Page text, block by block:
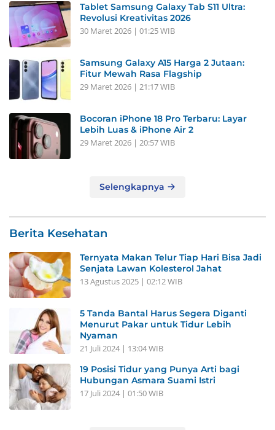
Tablet Samsung Galaxy Tab S11 Ultra:
Revolusi Kreativitas 2026
30 Maret 2026 | 01:25 WIB
Samsung Galaxy A15 Harga 2 Jutaan:
Fitur Mewah Rasa Flagship
29 Maret 2026 | 21:17 WIB
Bocoran iPhone 18 Pro Terbaru: Layar
Lebih Luas & iPhone Air 2
29 Maret 2026 | 20:57 WIB
Selengkapnya
Berita Kesehatan
Ternyata Makan Telur Tiap Hari Bisa Jadi
Senjata Lawan Kolesterol Jahat
13 Agustus 2025 | 02:12 WIB
5 Tanda Bantal Harus Segera Diganti
Menurut Pakar untuk Tidur Lebih
Nyaman
21 Juli 2024 | 13:04 WIB
19 Posisi Tidur yang Punya Arti bagi
Hubungan Asmara Suami Istri
17 Juli 2024 | 01:50 WIB